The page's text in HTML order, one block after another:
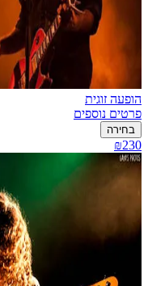
הופעה זוגית
פרטים נוספים
בחירה
₪230